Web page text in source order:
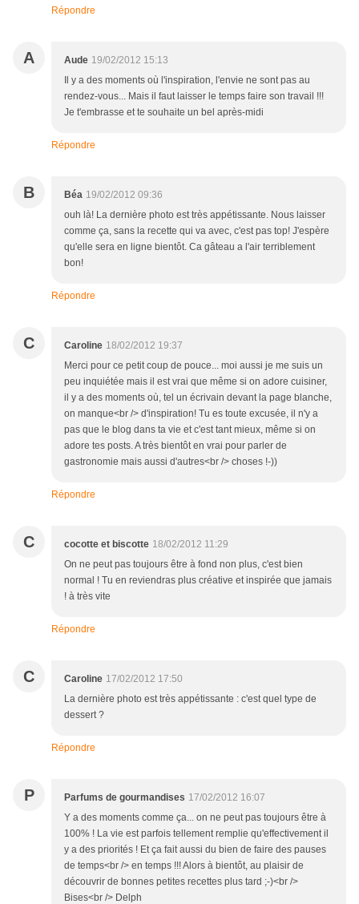
Répondre
A Aude 19/02/2012 15:13
Il y a des moments où l'inspiration, l'envie ne sont pas au
rendez-vous... Mais il faut laisser le temps faire son travail !!!
Je t'embrasse et te souhaite un bel après-midi
Répondre
B Béa 19/02/2012 09:36
ouh là! La dernière photo est très appétissante. Nous laisser
comme ça, sans la recette qui va avec, c'est pas top! J'espère
qu'elle sera en ligne bientôt. Ca gâteau a l'air terriblement
bon!
Répondre
C Caroline 18/02/2012 19:37
Merci pour ce petit coup de pouce... moi aussi je me suis un
peu inquiétée mais il est vrai que même si on adore cuisiner,
il y a des moments où, tel un écrivain devant la page blanche,
on manque<br /> d'inspiration! Tu es toute excusée, il n'y a
pas que le blog dans ta vie et c'est tant mieux, même si on
adore tes posts. A très bientôt en vrai pour parler de
gastronomie mais aussi d'autres<br /> choses !-))
Répondre
C cocotte et biscotte 18/02/2012 11:29
On ne peut pas toujours être à fond non plus, c'est bien
normal ! Tu en reviendras plus créative et inspirée que jamais
! à très vite
Répondre
C Caroline 17/02/2012 17:50
La dernière photo est très appétissante : c'est quel type de
dessert ?
Répondre
P Parfums de gourmandises 17/02/2012 16:07
Y a des moments comme ça... on ne peut pas toujours être à
100% ! La vie est parfois tellement remplie qu'effectivement il
y a des priorités ! Et ça fait aussi du bien de faire des pauses
de temps<br /> en temps !!! Alors à bientôt, au plaisir de
découvrir de bonnes petites recettes plus tard ;-)<br />
Bises<br /> Delph